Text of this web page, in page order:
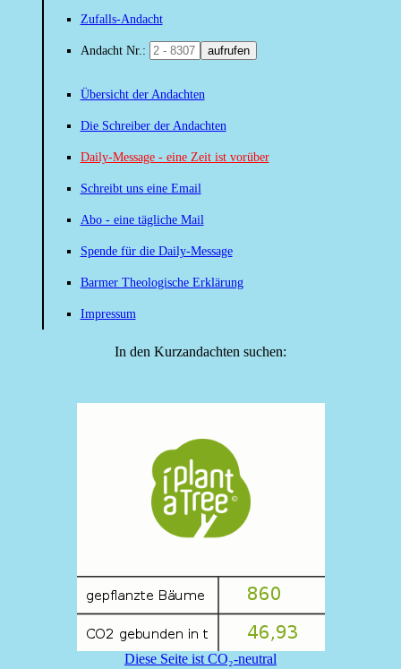
Zufalls-Andacht
Andacht Nr.: aufrufen
Übersicht der Andachten
Die Schreiber der Andachten
Daily-Message - eine Zeit ist vorüber
Schreibt uns eine Email
Abo - eine tägliche Mail
Spende für die Daily-Message
Barmer Theologische Erklärung
Impressum
In den Kurzandachten suchen:
Diese Seite ist CO₂-neutral